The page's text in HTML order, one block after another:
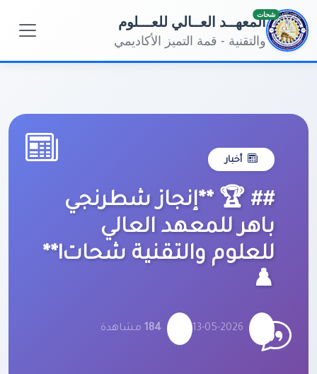
شحاتالمعهــد العــالي للعـــلوم
والتقنية - قمة التميز الأكاديمي
أخبار
## 🏆 **إنجاز شطرنجي
باهر للمعهد العالي
للعلوم والتقنية شحات!**
♟️
13-05-2026
184 مشاهدة